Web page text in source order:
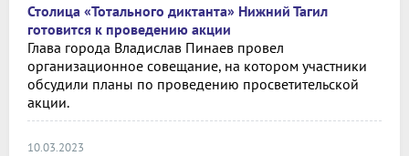
Столица «Тотального диктанта» Нижний Тагил
готовится к проведению акции
Глава города Владислав Пинаев провел
организационное совещание, на котором участники
обсудили планы по проведению просветительской
акции.
10.03.2023